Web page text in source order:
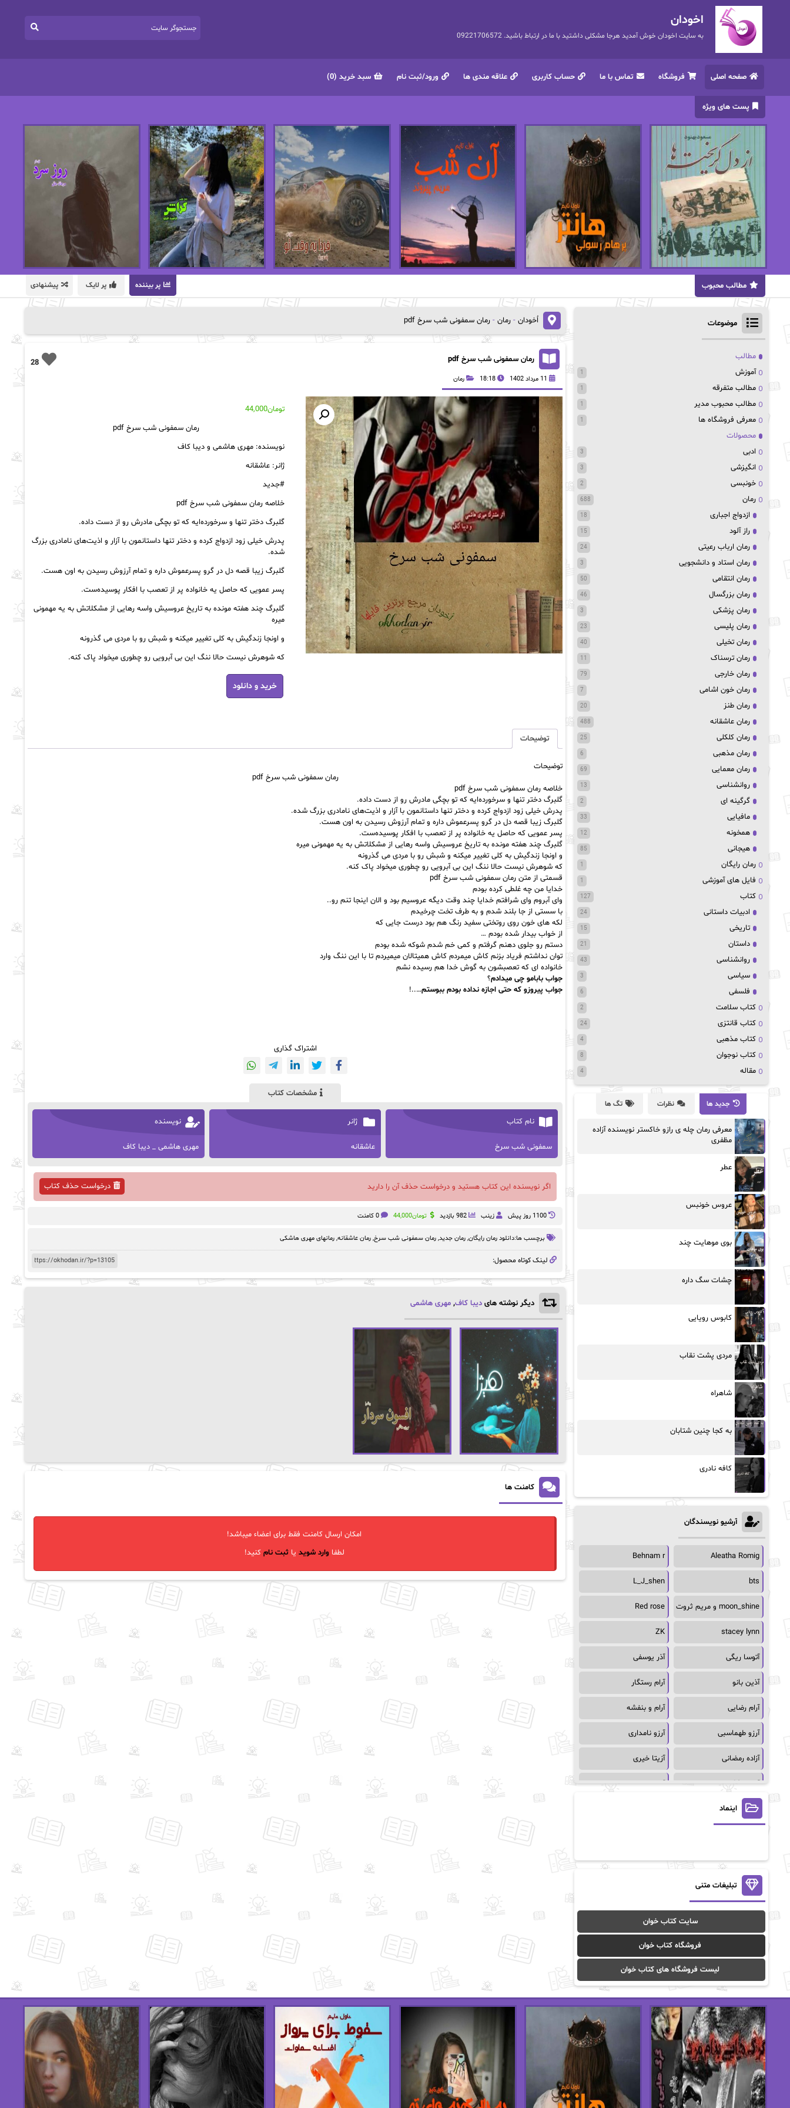
اخودان
به سایت اخودان خوش آمدید هرجا مشکلی داشتید با ما در ارتباط باشید. 09221706572
صفحه اصلی فروشگاه تماس با ما حساب کاربری علاقه مندی ها ورود/ثبت نام سبد خرید (0)
پست های ویژه
پر بیننده پر لایک پیشنهادی مطالب محبوب
اُخودان - رمان - رمان سمفونی شب سرخ pdf
28 رمان سمفونی شب سرخ pdf
11 مرداد 1402 18:18 رمان
تومان44,000
رمان سمفونی شب سرخ pdf
نویسنده: مهری هاشمی و دیبا کاف
ژانر: عاشقانه
#جدید
خلاصه رمان سمفونی شب سرخ pdf
گلبرگ دختر تنها و سرخورده‌ایه که تو بچگی مادرش رو از دست داده.
پدرش خیلی زود ازدواج کرده و دختر تنها داستانمون با آزار و اذیت‌های نامادری بزرگ
شده.
گلبرگ زیبا قصه دل در گرو پسرعموش داره و تمام آرزوش رسیدن به اون هست.
پسر عمویی که حاصل یه خانواده پر از تعصب با افکار پوسیده‌ست.
گلبرگ چند هفته مونده به تاریخ عروسیش واسه رهایی از مشکلاتش به یه مهمونی
میره
و اونجا زندگیش به کلی تغییر میکنه و شبش رو با مردی می گذرونه
که شوهرش نیست حالا ننگ این بی آبرویی رو چطوری میخواد پاک کنه.
رمان
سمفونی
شب
خرید و دانلود
توضیحات
توضیحات
رمان سمفونی شب سرخ pdf
خلاصه رمان سمفونی شب سرخ pdf
گلبرگ دختر تنها و سرخورده‌ایه که تو بچگی مادرش رو از دست داده.
پدرش خیلی زود ازدواج کرده و دختر تنها داستانمون با آزار و اذیت‌های نامادری بزرگ شده.
گلبرگ زیبا قصه دل در گرو پسرعموش داره و تمام آرزوش رسیدن به اون هست.
پسر عمویی که حاصل یه خانواده پر از تعصب با افکار پوسیده‌ست.
گلبرگ چند هفته مونده به تاریخ عروسیش واسه رهایی از مشکلاتش به یه مهمونی میره
و اونجا زندگیش به کلی تغییر میکنه و شبش رو با مردی می گذرونه
که شوهرش نیست حالا ننگ این بی آبرویی رو چطوری میخواد پاک کنه.
قسمتی از متن رمان سمفونی شب سرخ pdf
خدایا من چه غلطی کرده بودم
وای آبروم وای شرافتم خدایا چند وقت دیگه عروسیم بود و الان اینجا تنم رو..
با سستی از جا بلند شدم و به طرف تخت چرخیدم
لکه های خون روی روتختی سفید رنگ هم بود درست جایی که
از خواب بیدار شده بودم …
دستم رو جلوی دهنم گرفتم و کمی خم شدم شوکه شده بودم
توان نداشتم فریاد بزنم کاش میمردم کاش همیتالان میمیردم تا با این ننگ وارد
خانواده ای که تعصبشون به گوش خدا هم رسیده نشم
جواب بابامو چی میدادم؟
جواب پیروزو که حتی اجازه نداده بودم ببوستم…..!
اشتراک گذاری
مشخصات کتاب
نام کتاب
سمفونی شب سرخ
ژانر
عاشقانه
نویسنده
مهری هاشمی _ دیبا کاف
اگر نویسنده این کتاب هستید و درخواست حذف آن را دارید درخواست حذف کتاب
1100 روز پيش زینب 982 بازدید تومان44,000 0 کامنت
برچسب ها:دانلود رمان رایگان, رمان جدید, رمان سمفونی شب سرخ, رمان عاشقانه, رمانهای مهری هاشکی
لینک کوتاه محصول:
دیگر نوشته های دیبا کاف, مهری هاشمی
کامنت ها
امکان ارسال کامنت فقط برای اعضاء میباشد!
لطفاوارد شوید یاثبت نام کنید!
موضوعات
مطالب
آموزش
1
مطالب متفرقه 1
مطالب محبوب مدیر 1
معرفی فروشگاه ها 1
محصولات
ادبی
3
انگیزشی 3
خونبسی 2
رمان 688
ازدواج اجباری 18
راز آلود 15
رمان ارباب رعیتی 24
رمان استاد و دانشجویی 3
رمان انتقامی 50
رمان بزرگسال 46
رمان پزشکی 3
رمان پلیسی 23
رمان تخیلی 40
رمان ترسناک 11
رمان خارجی 79
رمان خون اشامی 7
رمان طنز 20
رمان عاشقانه 488
رمان کلکلی 25
رمان مذهبی 6
رمان معمایی 69
روانشناسی 13
گرگینه ای 2
مافیایی 33
همخونه 12
هیجانی 85
رمان رایگان 1
فایل های آموزشی 1
کتاب 127
ادبیات داستانی 24
تاریخی 15
داستان 21
روانشناسی 43
سیاسی 3
فلسفی 6
کتاب سلامت 2
کتاب قانتزی 24
کتاب مذهبی 4
کتاب نوجوان 8
مقاله 4
جدید ها نظرات تگ ها
معرفی رمان چله ی رازو خاکستر نویسنده آزاده
مظفری
عطر
عروس خونبس
بوی موهایت چند
چشات سگ داره
کابوس رویایی
مردی پشت نقاب
شاهراه
به کجا چنین شتابان
کافه نادری
آرشیو نویسندگان
Aleatha Romig
Behnam r
bts
L_J_shen
moon_shine و مریم ثروت Red rose
stacey lynn
ZK
آتوسا ریگی آذر یوسفی
آذین بانو آرام رستگار
آرام رضایی آرام و بنفشه
آرزو طهماسبی آرزو نامداری
آزاده رمضانی آزیتا خیری
آسمان64 آسمان۶۵
آسیه احمدی
آن ماری سلینکو آنا تاد
آنالیا
آوا موسوی آیدا (Aixi)
آیدا باقری آیسان صادقی
ا_اصغر زاده ا_اصغرزاده
اریک مورگنشترن از نیلوفر لاری
استفانی مهیر استل مسکم
اسما کافی اصغر زاده
افسانه سماوات اکرم محمدی
ال جی اسمیت الف صاد
اینماد
تبلیغات متنی
سایت کتاب خوان
فروشگاه کتاب خوان
لیست فروشگاه های کتاب خوان